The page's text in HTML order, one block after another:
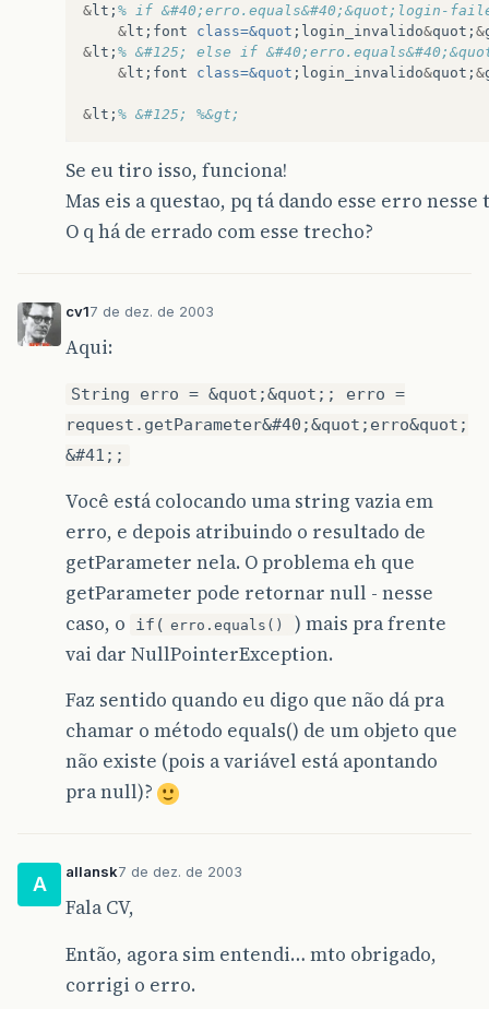
& lt ; % if &#40;erro.equals&#40;&quot;login-
& lt ; font class=&quot ; login_invalido&quot ; &
& lt ; % &#125; else if
& lt ; font class=&quot ; login_invalido&quot ; &
& lt ; % &#125; %&gt;
Se eu tiro isso, funciona!
Mas eis a questao, pq tá dando esse erro
O q há de errado com esse trecho?
cv17 de dez. de 2003
Aqui:
String erro = &quot;&quot;; erro =
request.getParameter&#40;&quot;erro&quot;
&#41;;
Você está colocando uma string vazia em
erro, e depois atribuindo o resultado de
getParameter nela. O problema eh que
getParameter pode retornar null - nesse
caso, o
if( erro.equals()
) mais pra frente
vai dar NullPointerException.
Faz sentido quando eu digo que não dá pra
chamar o método equals() de um objeto que
não existe (pois a variável está apontando
pra null)?
A
allansk7 de dez. de 2003
Fala CV,
Então, agora sim entendi… mto obrigado,
corrigi o erro.